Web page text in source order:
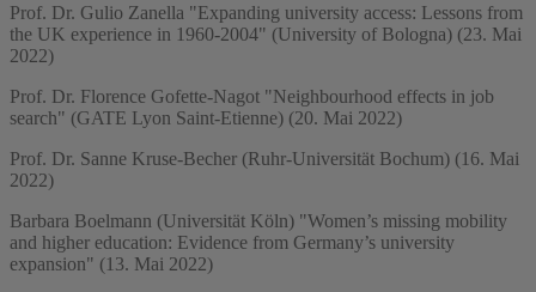
Prof. Dr. Gulio Zanella "Expanding university access: Lessons from
the UK experience in 1960-2004" (University of Bologna) (23. Mai
2022)
Prof. Dr. Florence Gofette-Nagot "Neighbourhood effects in job
search" (GATE Lyon Saint-Etienne) (20. Mai 2022)
Prof. Dr. Sanne Kruse-Becher (Ruhr-Universität Bochum) (16. Mai
2022)
Barbara Boelmann (Universität Köln) "Women’s missing mobility
and higher education: Evidence from Germany’s university
expansion" (13. Mai 2022)